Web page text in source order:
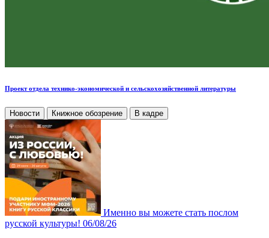
Проект отдела технико-экономической и сельскохозяйственной литературы
Новости Книжное обозрение В кадре
Именно вы можете стать послом
русской культуры! 06/08/26